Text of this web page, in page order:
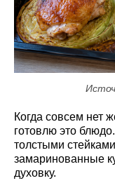
Когда совсем нет
готовлю это
толстыми
замаринованные
духовку.